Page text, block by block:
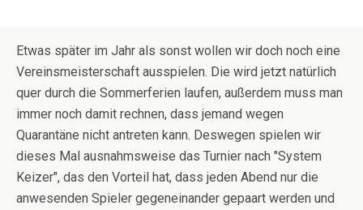
Etwas später im Jahr als sonst wollen wir doch noch eine
Vereinsmeisterschaft ausspielen. Die wird jetzt natürlich
quer durch die Sommerferien laufen, außerdem muss man
immer noch damit rechnen, dass jemand wegen
Quarantäne nicht antreten kann. Deswegen spielen wir
dieses Mal ausnahmsweise das Turnier nach "System
Keizer", das den Vorteil hat, dass jeden Abend nur die
anwesenden Spieler gegeneinander gepaart werden und